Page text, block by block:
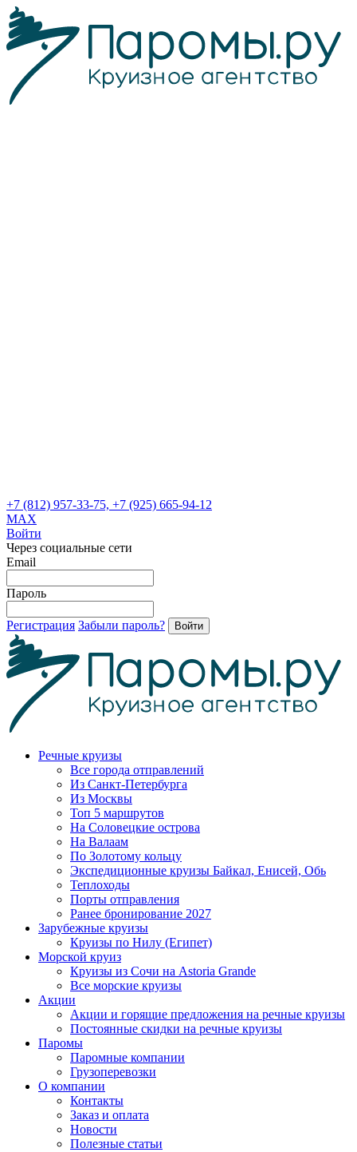
+7 (812) 957-33-75, +7 (925) 665-94-12
MAX
Войти
Через социальные сети
Email
Пароль
Регистрация Забыли пароль? Войти
Речные круизы
Все города отправлений
Из Санкт-Петербурга
Из Москвы
Топ 5 маршрутов
На Соловецкие острова
На Валаам
По Золотому кольцу
Экспедиционные круизы Байкал, Енисей, Обь
Теплоходы
Порты отправления
Ранее бронирование 2027
Зарубежные круизы
Круизы по Нилу (Египет)
Морской круиз
Круизы из Сочи на Astoria Grande
Все морские круизы
Акции
Акции и горящие предложения на речные круизы
Постоянные скидки на речные круизы
Паромы
Паромные компании
Грузоперевозки
О компании
Контакты
Заказ и оплата
Новости
Полезные статьи